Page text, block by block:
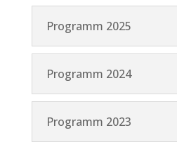
Programm 2025
Programm 2024
Programm 2023